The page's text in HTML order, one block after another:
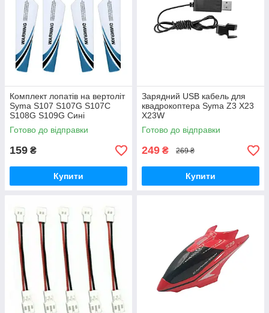
Комплект лопатів на вертоліт
Syma S107 S107G S107C
S108G S109G Сині
Готово до відправки
159 ₴
Купити
Зарядний USB кабель для
квадрокоптера Syma Z3 X23
X23W
Готово до відправки
249 ₴ 269 ₴
Купити